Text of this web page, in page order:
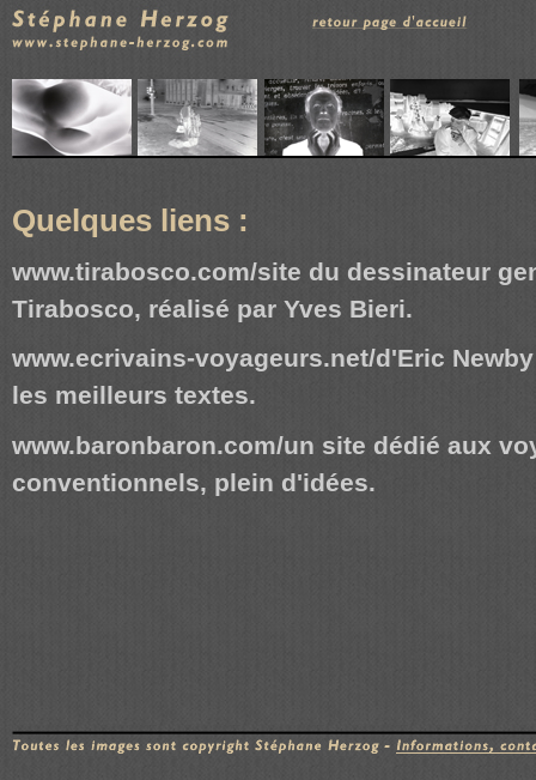
Quelques liens :
www.tirabosco.com/site du dessinateur
Tirabosco, réalisé par Yves Bieri.
www.ecrivains-voyageurs.net/d'Eric
les meilleurs textes.
www.baronbaron.com/un site dédié aux
conventionnels, plein d'idées.